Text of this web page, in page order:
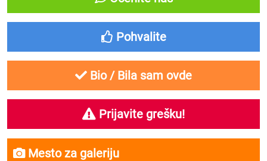
Pohvalite
Bio / Bila sam ovde
Prijavite grešku!
Mesto za galeriju